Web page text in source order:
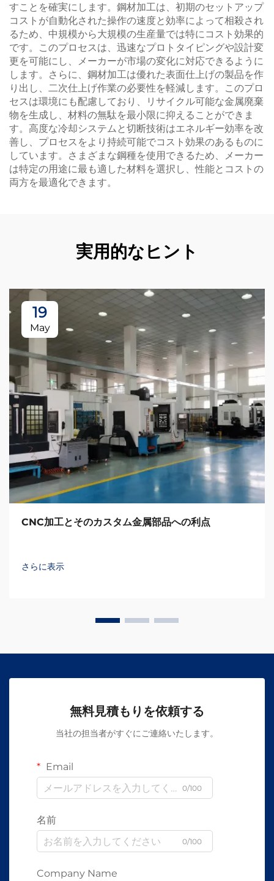
すことを確実にします。鋼材加工は、初期のセットアップ
コストが自動化された操作の速度と効率によって相殺され
るため、中規模から大規模の生産量では特にコスト効果的
です。このプロセスは、迅速なプロトタイピングや設計変
更を可能にし、メーカーが市場の変化に対応できるように
します。さらに、鋼材加工は優れた表面仕上げの製品を作
り出し、二次仕上げ作業の必要性を軽減します。このプロ
セスは環境にも配慮しており、リサイクル可能な金属廃棄
物を生成し、材料の無駄を最小限に抑えることができま
す。高度な冷却システムと切断技術はエネルギー効率を改
善し、プロセスをより持続可能でコスト効果のあるものに
しています。さまざまな鋼種を使用できるため、メーカー
は特定の用途に最も適した材料を選択し、性能とコストの
両方を最適化できます。
実用的なヒント
19
May
CNC加工とそのカスタム金属部品への利点
さらに表示
無料見積もりを依頼する
当社の担当者がすぐにご連絡いたします。
Email
0/100
名前
0/100
Company Name